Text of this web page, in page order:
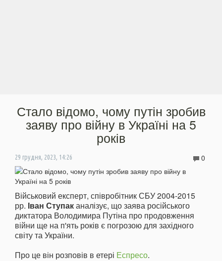
Стало відомо, чому путін зробив
заяву про війну в Україні на 5
років
29 грудня, 2023, 14:26 0
Військовий експерт, співробітник СБУ 2004-2015
рр. Іван Ступаканалізує, що заява російського
диктатора Володимира Путіна про продовження
війни ще на п'ять років є погрозою для західного
світу та України.
Про це він розповів в етері Еспресо.